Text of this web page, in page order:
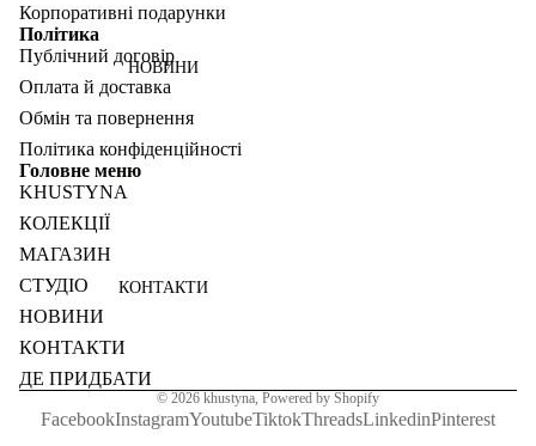
НОВИНИ
КОНТАКТИ
Корпоративні подарунки
Політика
Публічний договір
Оплата й доставка
Обмін та повернення
Політика конфіденційності
Головне меню
KHUSTYNA
КОЛЕКЦІЇ
МАГАЗИН
СТУДІО
НОВИНИ
КОНТАКТИ
ДЕ ПРИДБАТИ
© 2026 khustyna Powered by Shopify
FacebookInstagramYoutubeTiktokThreadsLinkedinPinterest